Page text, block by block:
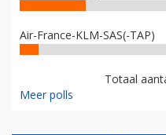
Air-France-KLM-SAS(-TAP)
Totaal
Meer polls